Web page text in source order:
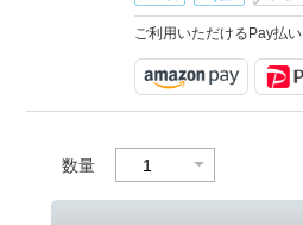
ご利用いただけるPay払い
数量